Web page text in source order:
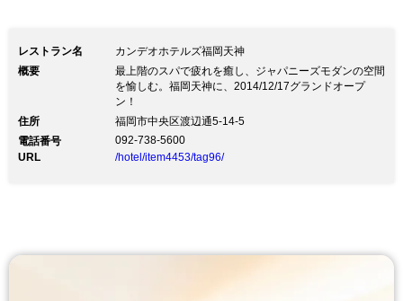
レストラン名
カンデオホテルズ福岡天神
概要
最上階のスパで疲れを癒し、ジャパニーズモダンの空間
を愉しむ。福岡天神に、2014/12/17グランドオープ
ン！
住所
福岡市中央区渡辺通5-14-5
電話番号
092-738-5600
URL
/hotel/item4453/tag96/